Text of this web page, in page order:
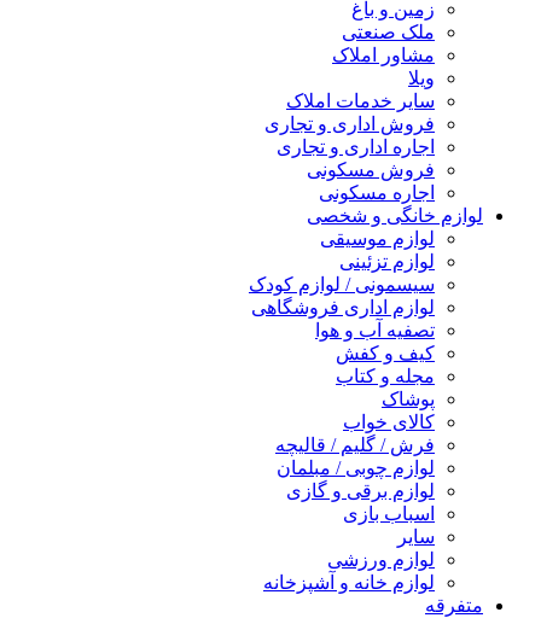
زمین و باغ
ملک صنعتی
مشاور املاک
ویلا
سایر خدمات املاک
فروش اداری و تجاری
اجاره اداری و تجاری
فروش مسکونی
اجاره مسکونی
لوازم خانگی و شخصی
لوازم موسیقی
لوازم تزئینی
سیسمونی / لوازم کودک
لوازم اداری فروشگاهی
تصفیه آب و هوا
کیف و کفش
مجله و کتاب
پوشاک
کالای خواب
فرش / گلیم / قالیچه
لوازم چوبی / مبلمان
لوازم برقی و گازی
اسباب بازی
سایر
لوازم ورزشی
لوازم خانه و آشپزخانه
متفرقه